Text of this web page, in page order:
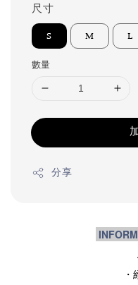
尺寸
S M L
數量
分享